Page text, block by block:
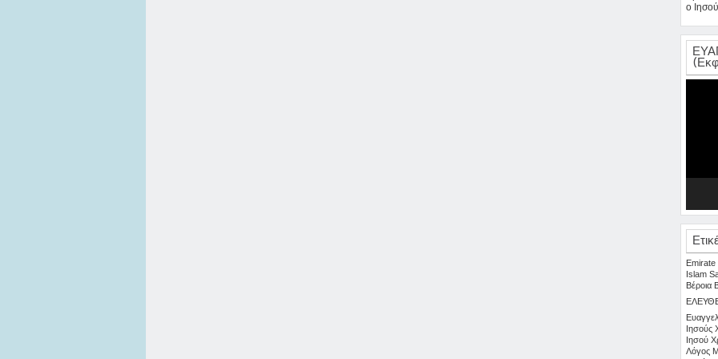
ο
Emirate
Islam
Βέροια
Ιησούς
Ιησού
Λόγος